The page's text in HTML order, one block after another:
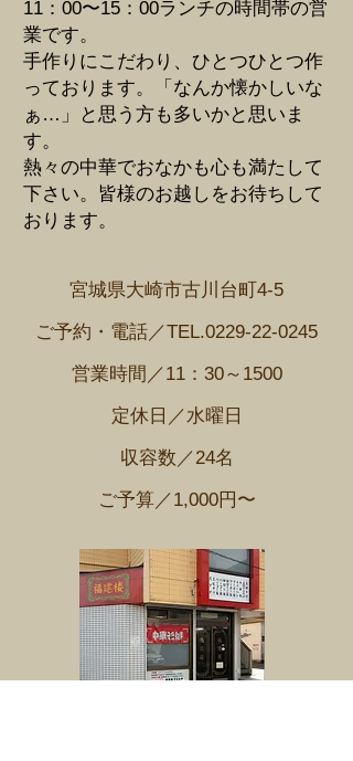
11：00〜15：00ランチの時間帯の営
業です。
手作りにこだわり、ひとつひとつ作
っております。「なんか懐かしいな
ぁ…」と思う方も多いかと思いま
す。
熱々の中華でおなかも心も満たして
下さい。皆様のお越しをお待ちして
おります。
宮城県大崎市古川台町4-5
​ご予約・電話／TEL.0229-22-0245
営業時間／11：30～1500
定休日／水曜日
収容数／24名
​ご予算／1,000円〜